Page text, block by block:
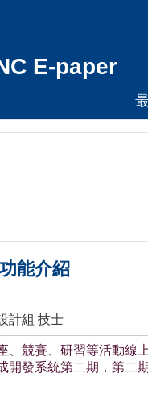
E-paper
能介紹
計組 技士
、競賽、研習等活動
發系統第二期，第